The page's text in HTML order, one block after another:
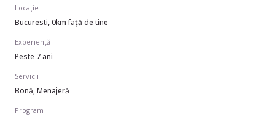
Locație
Bucuresti, 0km față de tine
Experiență
Peste 7 ani
Servicii
Bonă, Menajeră
Program